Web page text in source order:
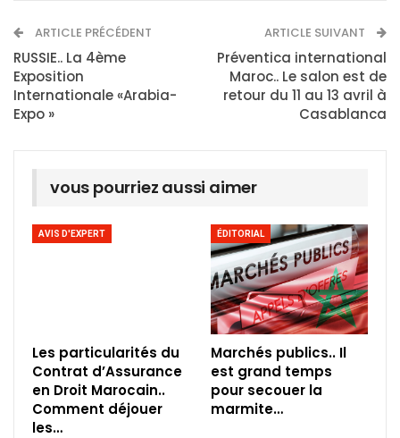
ARTICLE PRÉCÉDENT
RUSSIE.. La 4ème
Exposition
Internationale «Arabia-
Expo »
ARTICLE SUIVANT
Préventica international
Maroc.. Le salon est de
retour du 11 au 13 avril à
Casablanca
vous pourriez aussi aimer
AVIS D'EXPERT
Les particularités du
Contrat d’Assurance
en Droit Marocain..
Comment déjouer
les…
ÉDITORIAL
Marchés publics.. Il
est grand temps
pour secouer la
marmite…